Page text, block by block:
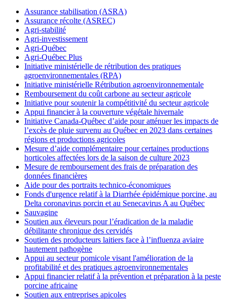
Assurance stabilisation (ASRA)
Assurance récolte (ASREC)
Agri-stabilité
Agri-investissement
Agri-Québec
Agri-Québec Plus
Initiative ministérielle de rétribution des pratiques
agroenvironnementales (RPA)
Initiative ministérielle Rétribution agroenvironnementale
Remboursement du coût carbone au secteur agricole
Initiative pour soutenir la compétitivité du secteur agricole
Appui financier à la couverture végétale hivernale
Initiative Canada-Québec d’aide pour atténuer les impacts de
l’excès de pluie survenu au Québec en 2023 dans certaines
régions et productions agricoles
Mesure d’aide complémentaire pour certaines productions
horticoles affectées lors de la saison de culture 2023
Mesure de remboursement des frais de préparation des
données financières
Aide pour des portraits technico-économiques
Fonds d'urgence relatif à la Diarrhée épidémique porcine, au
Delta coronavirus porcin et au Senecavirus A au Québec
Sauvagine
Soutien aux éleveurs pour l’éradication de la maladie
débilitante chronique des cervidés
Soutien des producteurs laitiers face à l’influenza aviaire
hautement pathogène
Appui au secteur pomicole visant l'amélioration de la
profitabilité et des pratiques agroenvironnementales
Appui financier relatif à la prévention et préparation à la peste
porcine africaine
Soutien aux entreprises apicoles